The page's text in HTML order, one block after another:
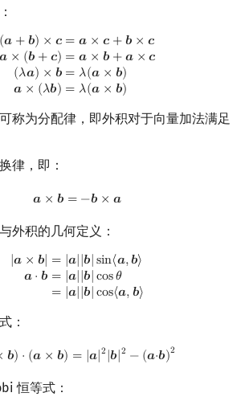
(𝒂 +𝒃) × 𝒄 = 𝒂 × 𝒄 +𝒃 × 𝒄
𝒂 × (𝒃 +𝒄) = 𝒂 × 𝒃 +𝒂 × 𝒄
(𝜆𝒂) × 𝒃 = 𝜆(𝒂 × 𝒃)
𝒂 × (𝜆𝒃) = 𝜆(𝒂 × 𝒃)
b×ca ×(b +c)=a×b +a ×c(λ a × b=
称为分配律，即外积对于向量加法满足
律，即：
𝒂 × 𝒃 = −𝒃 × 𝒂
a ×b= −b× a
外积的几何定义：
|𝒂 × 𝒃| = |𝒂||𝒃|sin⟨𝒂,𝒃⟩
𝒂⋅ 𝒃 = |𝒂||𝒃|cos𝜃
= |𝒂||𝒃|cos⟨𝒂,𝒃⟩
sin⟨ a, b⟩ a⋅b =| a| b|cosθ=|
：
𝒃) ⋅ (𝒂 × 𝒃) = |𝒂|2|𝒃|2 − (𝒂⋅𝒃)2
( a×b ⋅(a ×b )= a| 2|b|2−( a⋅b)2
恒等式：